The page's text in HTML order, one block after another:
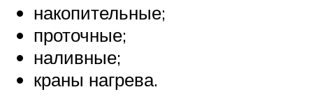
накопительные;
проточные;
наливные;
краны нагрева.